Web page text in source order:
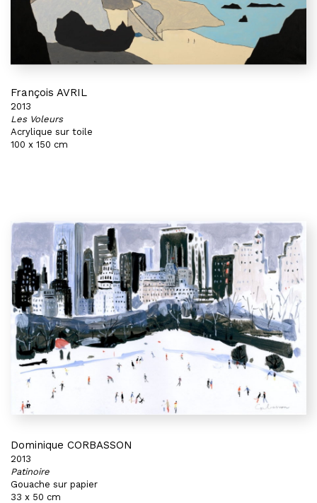
François AVRIL
2013
Les Voleurs
Acrylique sur toile
100 x 150 cm
Dominique CORBASSON
2013
Patinoire
Gouache sur papier
33 x 50 cm